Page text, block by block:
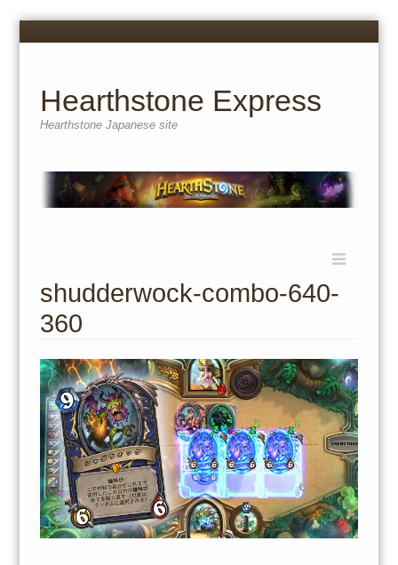
Menu
Hearthstone Express
Hearthstone Japanese site
content
shudderwock-combo-640-
360